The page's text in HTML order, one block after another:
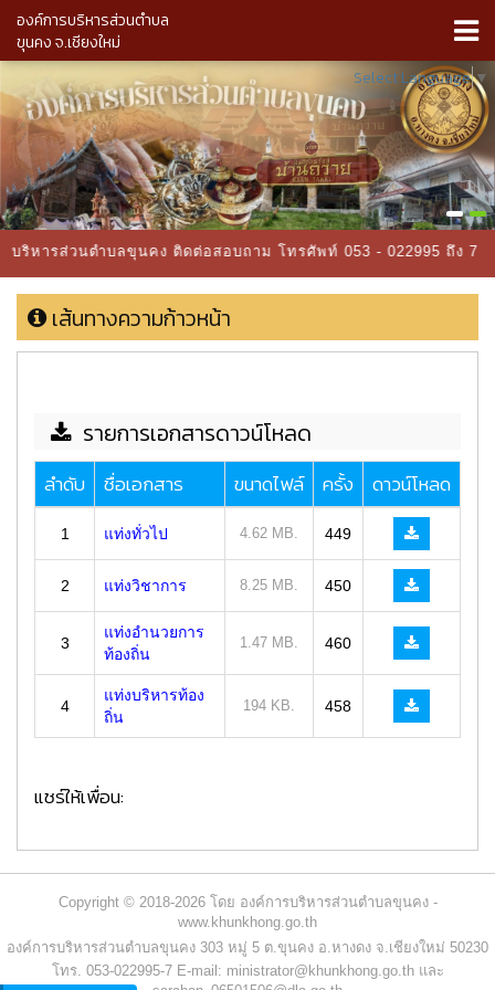
องค์การบริหารส่วนตำบล
ขุนคง จ.เชียงใหม่
Select Language▼
ริหารส่วนตำบลขุนคง ติดต่อสอบถาม โทรศัพท์ 053 - 022995 ถึง 7
เส้นทางความก้าวหน้า
รายการเอกสารดาวน์โหลด
ลำดับ ชื่อเอกสาร ขนาดไฟล์ ครั้ง ดาวน์โหลด
1 แท่งทั่วไป 4.62 MB. 449
2 แท่งวิชาการ 8.25 MB. 450
3
แท่งอำนวยการ
ท้องถิ่น
1.47 MB. 460
4
แท่งบริหารท้อง
ถิ่น
194 KB. 458
แชร์ให้เพื่อน:
Copyright © 2018-2026 โดย องค์การบริหารส่วนตำบลขุนคง -
www.khunkhong.go.th
องค์การบริหารส่วนตำบลขุนคง 303 หมู่ 5 ต.ขุนคง อ.หางดง จ.เชียงใหม่ 50230
โทร. 053-022995-7 E-mail: ministrator@khunkhong.go.th และ